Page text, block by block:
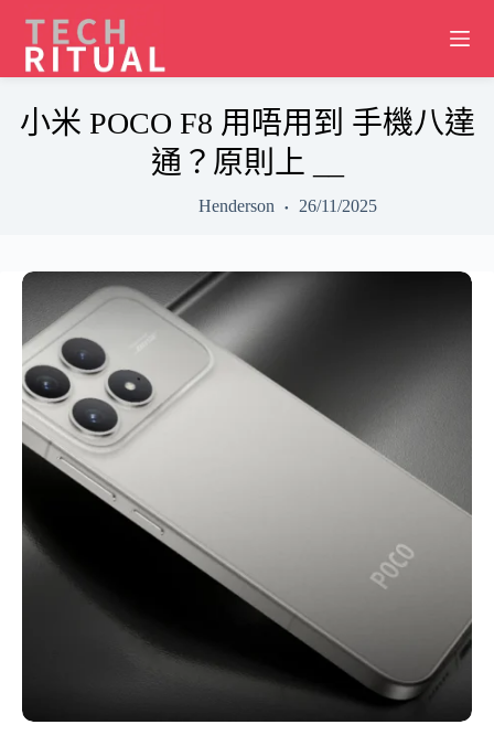
content
小米 POCO F8 用唔用到 手機八達
通？原則上 __
Henderson 26/11/2025